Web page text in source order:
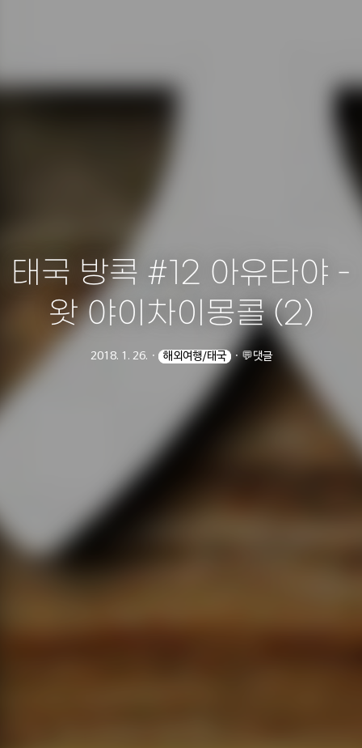
태국 방콕 #12 아유타야 -
왓 야이차이몽콜 (2)
2018. 1. 26. ㆍ 해외여행/태국 ㆍ 💬댓글